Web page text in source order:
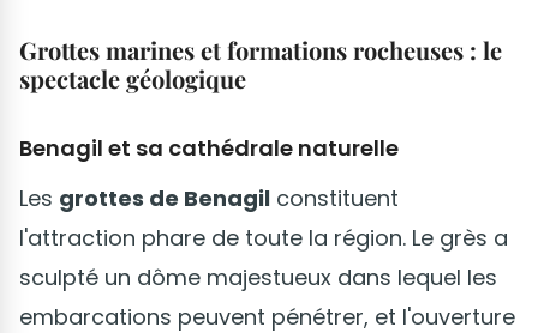
Grottes marines et formations rocheuses : le
spectacle géologique
Benagil et sa cathédrale naturelle
Les grottes de Benagil constituent
l'attraction phare de toute la région. Le grès a
sculpté un dôme majestueux dans lequel les
embarcations peuvent pénétrer, et l'ouverture